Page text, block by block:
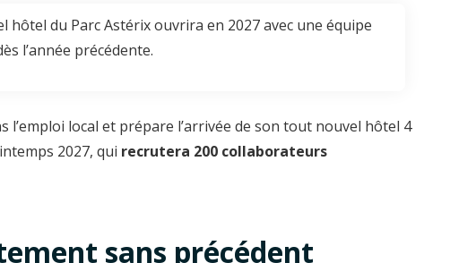
hôtel du Parc Astérix ouvrira en 2027 avec une équipe
l’année précédente.
l’emploi local et prépare l’arrivée de son tout nouvel hôtel 4
2027, qui recrutera 200 collaborateurs
sans précédent